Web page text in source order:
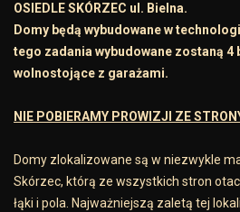
OSIEDLE SKÓRZEC ul. Bielna.
Domy będą wybudowane w
tego zadania wybudowane zostaną
wolnostojące z garażami.
NIE POBIERAMY PROWIZJI ZE
Domy zlokalizowane są w niezwykle
Skórzec, którą ze wszystkich stron
łąki i pola. Najważniejszą zaletą tej